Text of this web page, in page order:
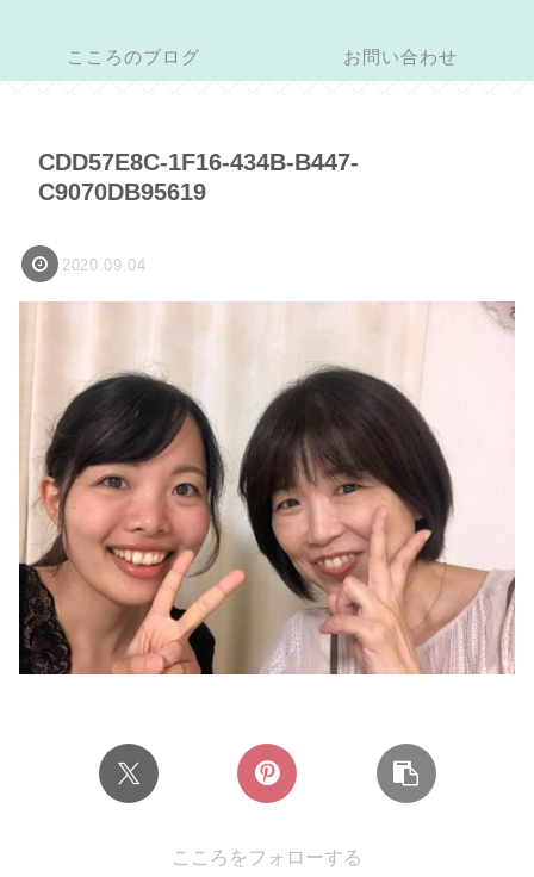
こころのブログ お問い合わせ
CDD57E8C-1F16-434B-B447-
C9070DB95619
2020.09.04
こころをフォローする